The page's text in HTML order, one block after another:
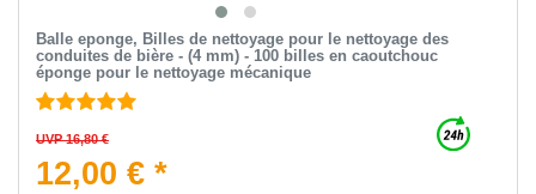
Balle eponge, Billes de nettoyage pour le nettoyage des
conduites de bière - (4 mm) - 100 billes en caoutchouc
éponge pour le nettoyage mécanique
UVP 16,80 €
12,00 € *